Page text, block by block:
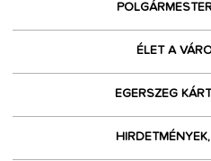
ÉLET A
EGERSZEG